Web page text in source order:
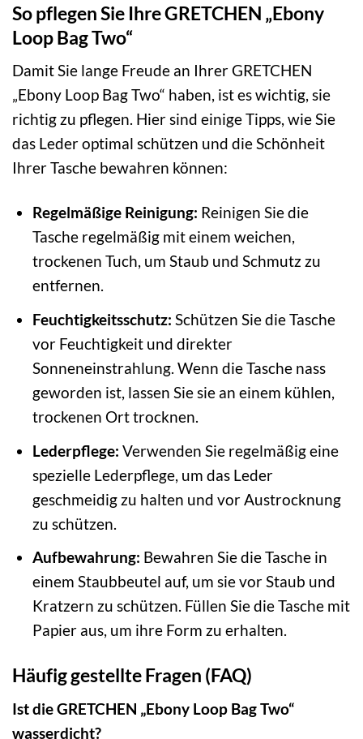
So pflegen Sie Ihre GRETCHEN „Ebony
Loop Bag Two“
Damit Sie lange Freude an Ihrer GRETCHEN
„Ebony Loop Bag Two“ haben, ist es wichtig, sie
richtig zu pflegen. Hier sind einige Tipps, wie Sie
das Leder optimal schützen und die Schönheit
Ihrer Tasche bewahren können:
Regelmäßige Reinigung: Reinigen Sie die
Tasche regelmäßig mit einem weichen,
trockenen Tuch, um Staub und Schmutz zu
entfernen.
Feuchtigkeitsschutz: Schützen Sie die Tasche
vor Feuchtigkeit und direkter
Sonneneinstrahlung. Wenn die Tasche nass
geworden ist, lassen Sie sie an einem kühlen,
trockenen Ort trocknen.
Lederpflege: Verwenden Sie regelmäßig eine
spezielle Lederpflege, um das Leder
geschmeidig zu halten und vor Austrocknung
zu schützen.
Aufbewahrung: Bewahren Sie die Tasche in
einem Staubbeutel auf, um sie vor Staub und
Kratzern zu schützen. Füllen Sie die Tasche mit
Papier aus, um ihre Form zu erhalten.
Häufig gestellte Fragen (FAQ)
Ist die GRETCHEN „Ebony Loop Bag Two“
wasserdicht?